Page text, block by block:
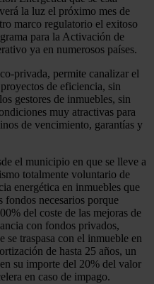
la luz el próximo mes de
marco regulatorio el exitoso
para la Activación de
ya en numerosos países.
privada, permite canalizar el
de eficiencia, sin
gestores de inmuebles, sin
muy atractivas para
de vencimiento, garantías y
el municipio en que se lleve a
totalmente voluntario de
energética en inmuebles que
fondos necesarios porque
del coste de las mejoras de
con fondos privados,
traspasa con el inmueble en
de hasta 25 años, un
su importe del 20% del valor
en caso de impago.